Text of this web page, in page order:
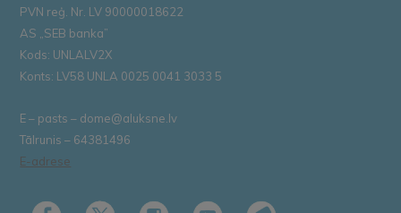
PVN reģ. Nr. LV 90000018622
AS „SEB banka”
Kods: UNLALV2X
Konts: LV58 UNLA 0025 0041 3033 5
E – pasts – dome@aluksne.lv
Tālrunis – 64381496
E-adrese